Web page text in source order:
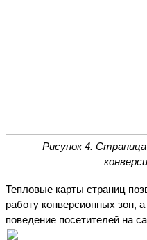
Рисунок 4.
Тепловые карты страниц
работу конверсионных зон,
поведение посетителей на